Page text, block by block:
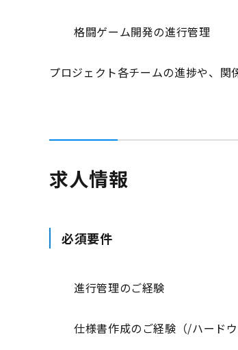
格闘ゲーム開発の進行管理
プロジェクト各チームの進捗や、関
求人情報
必須要件
進行管理のご経験
仕様書作成のご経験（/ハード